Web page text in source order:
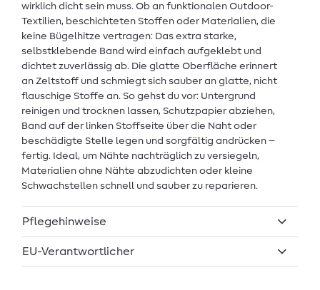
wirklich dicht sein muss. Ob an funktionalen Outdoor-
Textilien, beschichteten Stoffen oder Materialien, die
keine Bügelhitze vertragen: Das extra starke,
selbstklebende Band wird einfach aufgeklebt und
dichtet zuverlässig ab. Die glatte Oberfläche erinnert
an Zeltstoff und schmiegt sich sauber an glatte, nicht
flauschige Stoffe an. So gehst du vor: Untergrund
reinigen und trocknen lassen, Schutzpapier abziehen,
Band auf der linken Stoffseite über die Naht oder
beschädigte Stelle legen und sorgfältig andrücken –
fertig. Ideal, um Nähte nachträglich zu versiegeln,
Materialien ohne Nähte abzudichten oder kleine
Schwachstellen schnell und sauber zu reparieren.
Pflegehinweise
EU-Verantwortlicher